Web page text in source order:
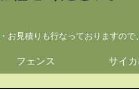
見積りも行なっておりますので
フェンス サイ